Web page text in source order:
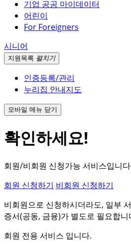
기업 공공 마이데이터
어린이
For Foreigners
시니어
지원 목록 펼치기
인증등록/관리
누리집 안내지도
모바일 메뉴 닫기
확인하세요!
회원/비회원 신청가능 서비스입니
회원 신청하기 비회원 신청하기
비회원으로 신청하시더라도, 일부
증서(공동, 금융)가 별도로 필요합니
회원 전용 서비스 입니다.